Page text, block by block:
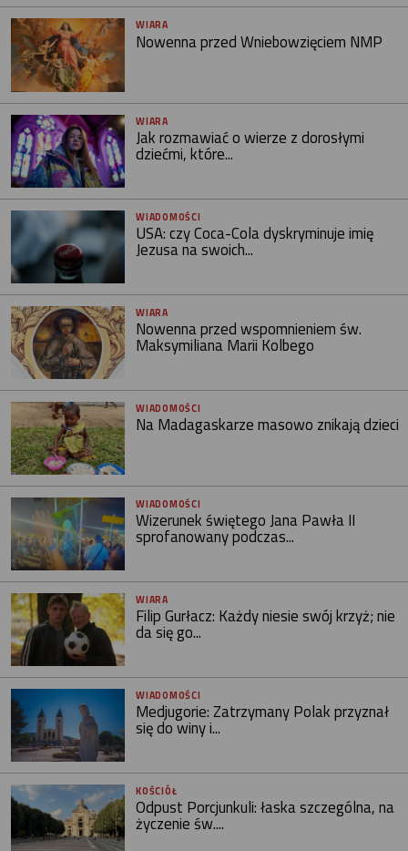
WIARA
Nowenna przed Wniebowzięciem NMP
WIARA
Jak rozmawiać o wierze z dorosłymi
dziećmi, które...
WIADOMOŚCI
USA: czy Coca-Cola dyskryminuje imię
Jezusa na swoich...
WIARA
Nowenna przed wspomnieniem św.
Maksymiliana Marii Kolbego
WIADOMOŚCI
Na Madagaskarze masowo znikają dzieci
WIADOMOŚCI
Wizerunek świętego Jana Pawła II
sprofanowany podczas...
WIARA
Filip Gurłacz: Każdy niesie swój krzyż; nie
da się go...
WIADOMOŚCI
Medjugorie: Zatrzymany Polak przyznał
się do winy i...
KOŚCIÓŁ
Odpust Porcjunkuli: łaska szczególna, na
życzenie św....